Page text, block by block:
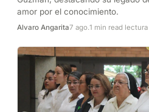
amor por el conocimiento.
Alvaro Angarita7 ago.1 min read lectura